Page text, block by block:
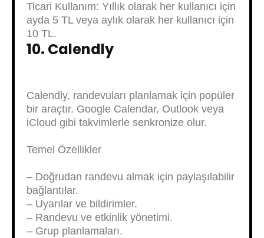
Ticari Kullanım: Yıllık olarak her kullanıcı için
ayda 5 TL veya aylık olarak her kullanıcı için
10 TL.
10. Calendly
Calendly, randevuları planlamak için popüler
bir araçtır. Google Calendar, Outlook veya
iCloud gibi takvimlerle senkronize olur.
Temel Özellikler
– Doğrudan randevu almak için paylaşılabilir
bağlantılar.
– Uyarılar ve bildirimler.
– Randevu ve etkinlik yönetimi.
– Grup planlamaları.